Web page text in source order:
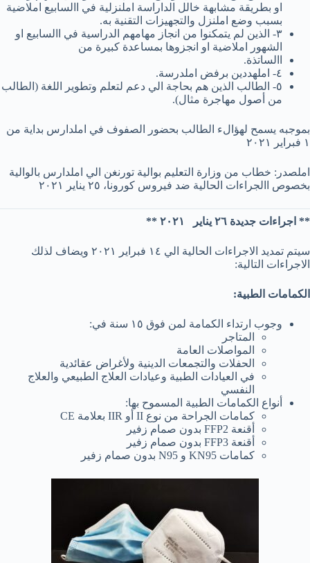
او بطريقة مشابهة خالل الداراسة املنزلية في االسابيع املاضية
بسبب وضع املنزل والتجهيزات التقنية به.
٣- الذين لم يتمكنوا من انجاز مهامهم الدراسية في االسابيع او
الشهور املاضية او انجزوها بمساعدة كبيرة من
االساتذة.
٤- املهددين برفض املدرسة.
٥- الطالب الذين هم بحاجة الي دعم لتعلم وتطوير اللغة (الطالب
من أصول مهاجرة مثال).
بموجبه يسمح لهؤالء الطالب بحضور الصفوف في املدارس بداية من
١ فبراير ٢٠٢١
املصدر: خطاب من وزارة التعليم بوالية تورنغن الي املدارس بالوالية
بخصوص االجراءات الحالية ضد فيروس كورونا، ٢٥ يناير ٢٠٢١
** اﺟﺮاءات ﺟﺪﯾﺪة ٢٦ ﯾﻨﺎﯾﺮ ٢٠٢١ **
ﺳﯿﺘﻢ ﺗﻤﺪﯾﺪ اﻻﺟﺮاءات اﻟﺤﺎﻟﯿﺔ اﻟﻲ ١٤ ﻓﺒﺮاﯾﺮ ٢٠٢١ وﯾﻀﺎف ﻟﺬﻟﻚ
اﻻﺟﺮاءات اﻟﺘﺎﻟﯿﺔ:
اﻟﻜﻤﺎﻣﺎت اﻟﻄﺒﯿﺔ:
وﺟﻮب ارﺗﺪاء اﻟﻜﻤﺎﻣﺔ ﻟﻤﻦ ﻓﻮق ١٥ ﺳﻨﺔ ﻓﻲ:
اﻟﻤﺘﺎﺟﺮ
اﻟﻤﻮاﺻﻼت اﻟﻌﺎﻣﺔ
اﻟﺤﻔﻼت واﻟﺘﺠﻤﻌﺎت اﻟﺪﯾﻨﯿﺔ وﻷﻏﺮاض ﻋﻘﺎﺋﺪﯾﺔ
ﻓﻲ اﻟﻌﯿﺎدات اﻟﻄﺒﯿﺔ وﻋﯿﺎدات اﻟﻌﻼج اﻟﻄﺒﯿﻌﻲ واﻟﻌﻼج
اﻟﻨﻔﺴﻲ
أﻧﻮاع اﻟﻜﻤﺎﻣﺎت اﻟﻄﺒﯿﺔ اﻟﻤﺴﻤﻮح ﺑﮭﺎ:
ﻛﻤﺎﻣﺎت اﻟﺠﺮاﺣﺔ ﻣﻦ ﻧﻮع II أو IIR ﺑﻌﻼﻣﺔ CE
أﻗﻨﻌﺔ FFP2 ﺑﺪون ﺻﻤﺎم زﻓﯿﺮ
أﻗﻨﻌﺔ FFP3 ﺑﺪون ﺻﻤﺎم زﻓﯿﺮ
ﻛﻤﺎﻣﺎت KN95 و N95 ﺑﺪون ﺻﻤﺎم زﻓﯿﺮ